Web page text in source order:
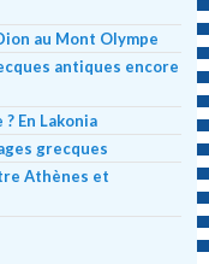
au Mont Olympe
antiques encore
En Lakonia
grecques
Athènes et